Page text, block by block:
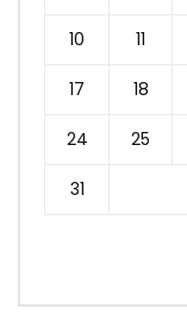
10 11
17 18
24 25
31